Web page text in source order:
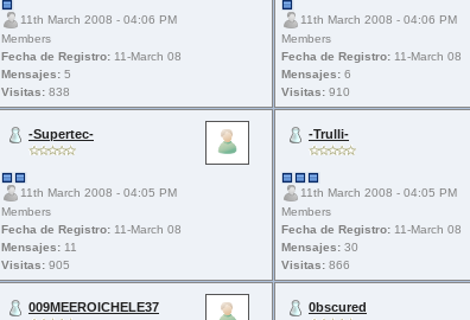
11th March 2008 - 04:06 PM
Members
Fecha de Registro: 11-March 08
Mensajes: 5
Visitas: 838
11th March 2008 - 04:06 PM
Members
Fecha de Registro: 11-March 08
Mensajes: 6
Visitas: 910
-Supertec-
11th March 2008 - 04:05 PM
Members
Fecha de Registro: 11-March 08
Mensajes: 11
Visitas: 905
-Trulli-
11th March 2008 - 04:05 PM
Members
Fecha de Registro: 11-March 08
Mensajes: 30
Visitas: 866
009MEEROICHELE37 0bscured